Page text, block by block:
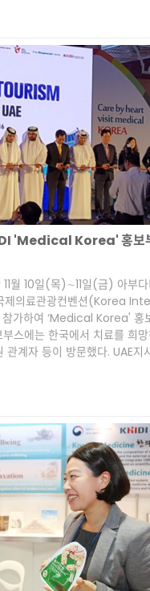
'Medical Korea' 홍보
월 10일(목)∼11일(금) 아부
제의료관광컨벤션(Korea
하여 ‘Medical Korea' 홍
스에는 한국에서 치료를 희
계자 등이 방문했다. UAE지